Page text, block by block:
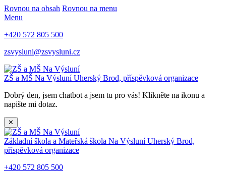
Rovnou na obsah Rovnou na menu
Menu
+420 572 805 500
zsvysluni@zsvysluni.cz
ZŠ a MŠ Na VýsluníUherský Brod, příspěvková organizace
Dobrý den, jsem chatbot a jsem tu pro vás! Klikněte na ikonu a
napište mi dotaz.
✕
Základní škola a Mateřská škola Na VýsluníUherský Brod,
příspěvková organizace
+420 572 805 500